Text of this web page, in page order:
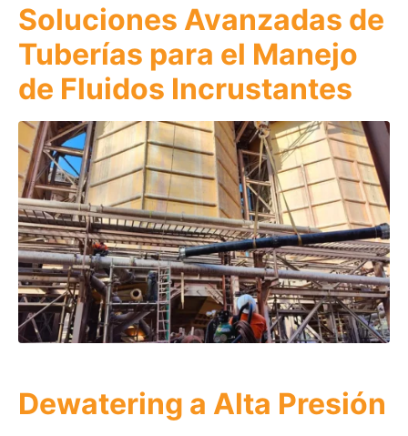
Soluciones Avanzadas de
Tuberías para el Manejo
de Fluidos Incrustantes
Dewatering a Alta Presión